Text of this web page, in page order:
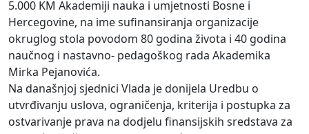
5.000 KM Akademiji nauka i umjetnosti Bosne i
Hercegovine, na ime sufinansiranja organizacije
okruglog stola povodom 80 godina života i 40 godina
naučnog i nastavno- pedagoškog rada Akademika
Mirka Pejanovića.
Na današnjoj sjednici Vlada je donijela Uredbu o
utvrđivanju uslova, ograničenja, kriterija i postupka za
ostvarivanje prava na dodjelu finansijskih sredstava za